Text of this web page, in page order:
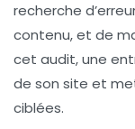
recherche
contenu, et de
cet audit, une
de son site et
ciblées.